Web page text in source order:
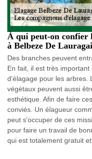
À qui peut-on confier
à Belbeze De
Des branches peuvent
En fait, il est très
d'élagage pour les arbres.
végétaux peuvent aussi
esthétique. Afin de faire
conviés. Un élagueur
peut s'occuper de ces
pour faire un travail de
qui est totalement gratuit